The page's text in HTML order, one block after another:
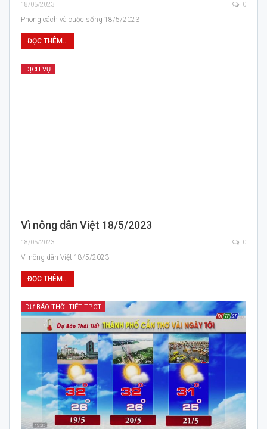
18/05/2023 0
Phong cách và cuộc sống 18/5/2023
ĐỌC THÊM...
DỊCH VỤ
Vì nông dân Việt 18/5/2023
18/05/2023 0
Vì nông dân Việt 18/5/2023
ĐỌC THÊM...
DỰ BÁO THỜI TIẾT TPCT